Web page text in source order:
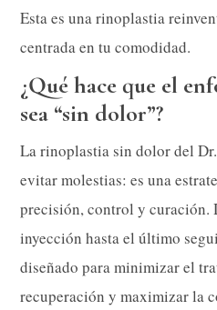
Esta es una rinoplastia
centrada en tu comodidad.
¿Qué hace que el
sea “sin dolor”?
La rinoplastia sin dolor del
evitar molestias: es una
precisión, control y curación.
inyección hasta el último
diseñado para minimizar el
recuperación y maximizar la